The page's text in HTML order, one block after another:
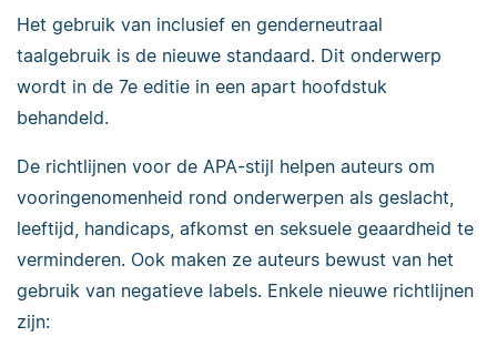
Het gebruik van inclusief en genderneutraal
taalgebruik is de nieuwe standaard. Dit onderwerp
wordt in de 7e editie in een apart hoofdstuk
behandeld.
De richtlijnen voor de APA-stijl helpen auteurs om
vooringenomenheid rond onderwerpen als geslacht,
leeftijd, handicaps, afkomst en seksuele geaardheid te
verminderen. Ook maken ze auteurs bewust van het
gebruik van negatieve labels. Enkele nieuwe richtlijnen
zijn: